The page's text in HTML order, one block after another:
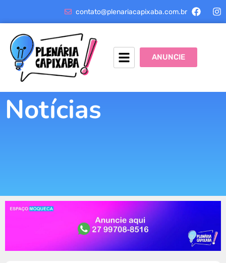
contato@plenariacapixaba.com.br
ANUNCIE
Notícias